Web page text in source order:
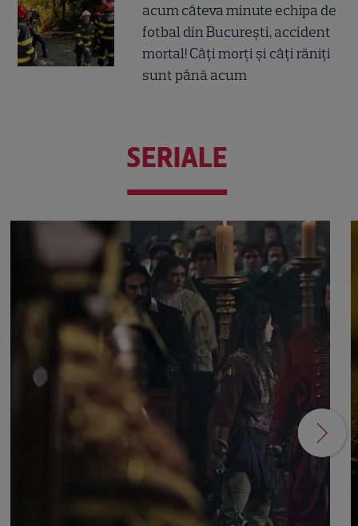
acum câteva minute echipa de
fotbal din București, accident
mortal! Câți morți și câți răniți
sunt până acum
SERIALE